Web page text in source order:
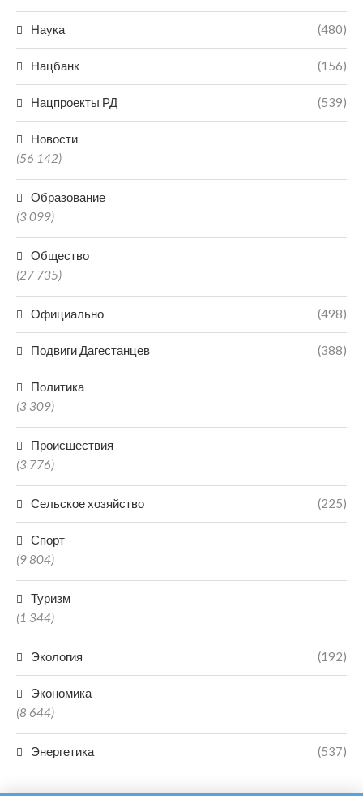
Наука (480)
Нацбанк (156)
Нацпроекты РД (539)
Новости
(56 142)
Образование
(3 099)
Общество
(27 735)
Официально (498)
Подвиги Дагестанцев (388)
Политика
(3 309)
Происшествия
(3 776)
Сельское хозяйство (225)
Спорт
(9 804)
Туризм
(1 344)
Экология (192)
Экономика
(8 644)
Энергетика (537)